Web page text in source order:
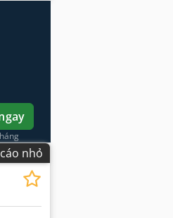
nhỏ